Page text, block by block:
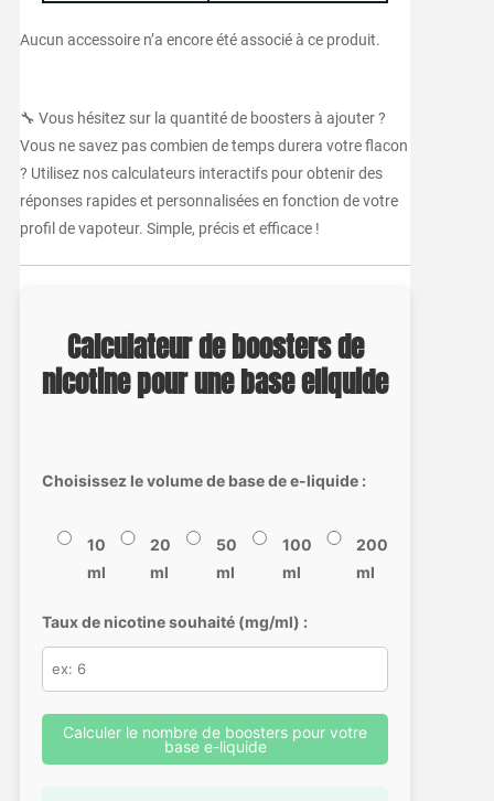
Aucun accessoire n’a encore été associé à ce produit.
🔧 Vous hésitez sur la quantité de boosters à ajouter ?
Vous ne savez pas combien de temps durera votre flacon
? Utilisez nos calculateurs interactifs pour obtenir des
réponses rapides et personnalisées en fonction de votre
profil de vapoteur. Simple, précis et efficace !
Calculateur de boosters de
nicotine pour une base eliquide
Choisissez le volume de base de e-liquide :
10
ml
20
ml
50
ml
100
ml
200
ml
Taux de nicotine souhaité (mg/ml) :
Calculer le nombre de boosters pour votre
base e-liquide